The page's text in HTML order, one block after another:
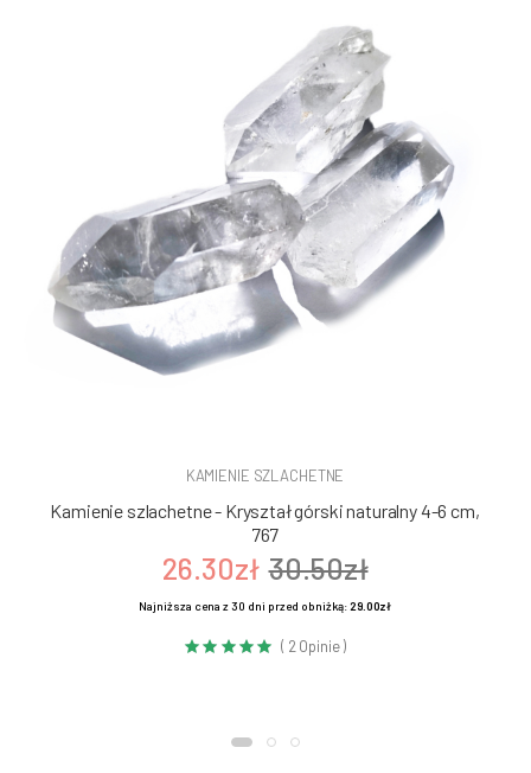
KAMIENIE SZLACHETNE
Kamienie szlachetne - Kryształ górski naturalny 4-6 cm,
767
26.30zł 30.50zł
Najniższa cena z 30 dni przed obniżką:29.00zł
( 2 Opinie )